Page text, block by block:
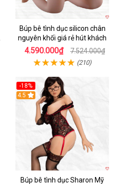
Búp bê tình dục silicon chân
nguyên khối giá rẻ hút khách
4.590.000₫ 7.524.000₫
(210)
-18%
Hot
4.5
Búp bê tình dục Sharon Mỹ